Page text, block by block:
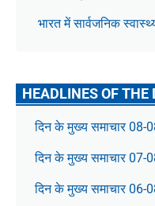
भारत में सार्वजनिक
HEADLINES OF THE
दिन के मुख्य समाचार 08-
दिन के मुख्य समाचार 07-
दिन के मुख्य समाचार 06-